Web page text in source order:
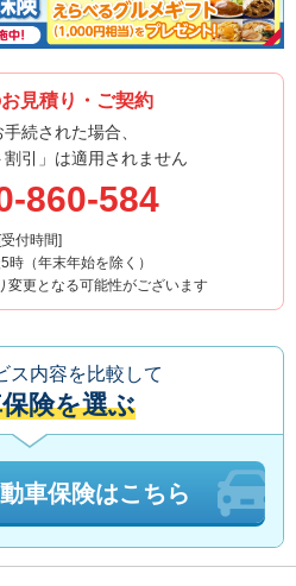
見積り・ご契約
続された場合、
割引」は適用されません
860-584
[受付時間]
時（年末年始を除く）
更となる可能性がございます
ス内容を比較して
険を選ぶ
車保険はこちら